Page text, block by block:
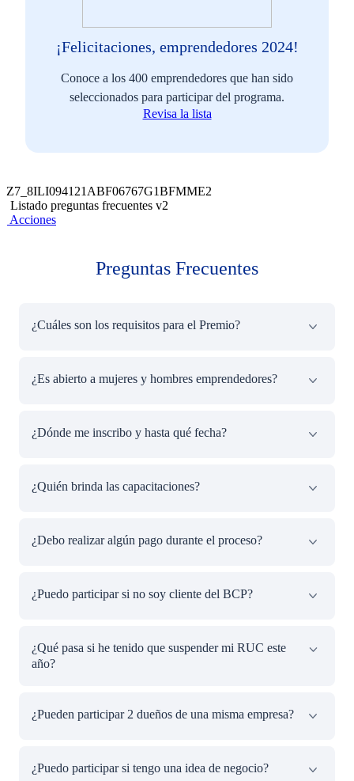
¡Felicitaciones, emprendedores 2024!
Conoce a los 400 emprendedores que han sido
seleccionados para participar del programa.
Revisa la lista
Z7_8ILI094121ABF06767G1BFMME2
Listado preguntas frecuentes v2
Acciones
Preguntas Frecuentes
¿Cuáles son los requisitos para el Premio?
Contar con RUC
negocio
¿Es abierto a mujeres y hombres emprendedores?
grande y todos los emprendedores peruanos deben poder
¿Dónde me inscribo y hasta qué fecha?
través del formulario de Facebook e Instagram del BCP y
¿Quién brinda las capacitaciones?
talleres prácticos serán facilitados por colaboradores del
¿Debo realizar algún pago durante el proceso?
gratuita y durante todo el proceso no se solicita ningún
¿Puedo participar si no soy cliente del BCP?
emprendedores que deseen capacitarse sean o no clientes
del BCP.
¿Qué pasa si he tenido que suspender mi RUC este
año?
formal y cuente con RUC 10 de persona natural con
¿Pueden participar 2 dueños de una misma empresa?
persona natural con negocio, el titular debe ser el propio
¿Puedo participar si tengo una idea de negocio?